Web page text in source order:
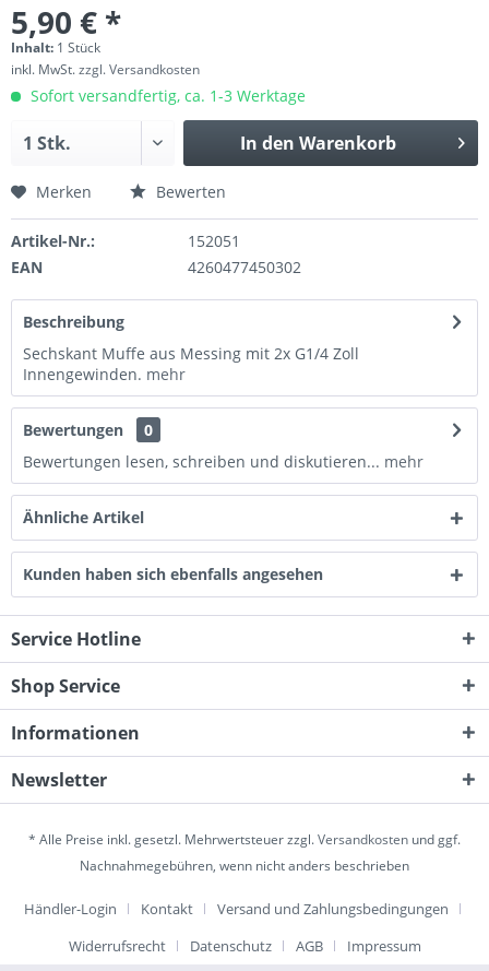
5,90 € *
Inhalt: 1 Stück
inkl. MwSt.zzgl. Versandkosten
Sofort versandfertig, ca. 1-3 Werktage
In den Warenkorb
Merken Bewerten
Artikel-Nr.:
152051
EAN
4260477450302
Beschreibung
Sechskant Muffe aus Messing mit 2x G1/4 Zoll
Innengewinden. mehr
Bewertungen
0
Bewertungen lesen, schreiben und diskutieren... mehr
Ähnliche Artikel
Kunden haben sich ebenfalls angesehen
Service Hotline
Shop Service
Informationen
Newsletter
* Alle Preise inkl. gesetzl. Mehrwertsteuer zzgl.Versandkosten und ggf.
Nachnahmegebühren, wenn nicht anders beschrieben
Händler-Login Kontakt
Versand und Zahlungsbedingungen
Widerrufsrecht
Datenschutz AGB Impressum